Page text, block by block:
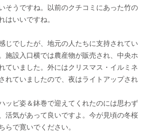
そうですね。以前のクチコミにあった竹の
はいいですね。
じでしたが、地元の人たちに支持されてい
施設入口横では農産物が販売され、中央ホ
ていました。外にはクリスマス・イルミネ
れていましたので、夜はライトアップされ
ッピ姿＆鉢巻で迎えてくれたのには思わず
活気があって良いですよ。今が見頃の冬桜
らで寛いでください。